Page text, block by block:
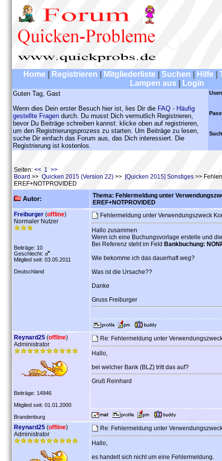
Home Registrieren Mitgliederliste Suchen Hilfe
Lampen aus
Login
Guten Tag, Gast
Wenn dies Dein erster Besuch hier ist, lies Dir die FAQ - Häufig
gestellte Fragen durch. Du musst Dich vermutlich Registrieren,
bevor Du Beiträge schreiben kannst: klicke oben auf registrieren,
um den Registrierungsprozess zu starten. Um Beiträge zu lesen,
suche Dir einfach das Forum aus, das Dich interessiert. Die
Registrierung ist kostenlos.
Seiten: << 1 >>
Board >> Quicken 2015 (Version 22) >> [Quicken 2015] Sonstiges >>
EREF+NOTPROVIDED
Autor:
Thema: Fehlermeldung unter
EREF+NOTPROVIDED
Freiburger (offline)
Normaler Nutzer
Beiträge: 10
Geschlecht:
Mitglied seit: 03.05.2011
Deutschland
Fehlermeldung unter Verwendungszweck
Hallo zusammen
Wenn ich eine Buchungsvorlage erstelle und
Bei Referenz steht im Feld Bankbuchung:
Wie bekomme ich das dauerhaft weg?
Was ist die Ursache??
Danke
Gruss Freiburger
Reynard25 (offline)
Administrator
Beiträge: 14946
Mitglied seit: 01.01.2000
Brandenburg
Re: Fehlermeldung unter
Hallo,
bei welcher Bank (BLZ) tritt das auf?
Gruß Reinhard
Reynard25 (offline)
Administrator
Re: Fehlermeldung unter
Hallo,
es handelt sich nicht um eine Fehlermeldung.